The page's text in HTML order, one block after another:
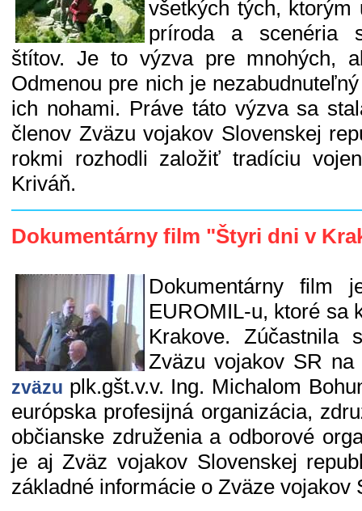
všetkých tých, ktorým
príroda a scenéria
štítov. Je to výzva pre mnohých,
Odmenou pre nich je
ich nohami. Práve táto výzva sa
členov Zväzu vojakov Slovenskej
rokmi rozhodli založiť tradíciu
Kriváň.
Dokumentárny film "Štyri dni v
Dokumentárny film
EUROMIL-u, ktoré sa
Krakove. Zúčastnila
Zväzu vojakov SR
zväzu plk.gšt.v.v. Ing. Michalom
európska profesijná organizácia,
občianske združenia a odborové
je aj Zväz vojakov Slovenskej
základné informácie o Zväze vojakov